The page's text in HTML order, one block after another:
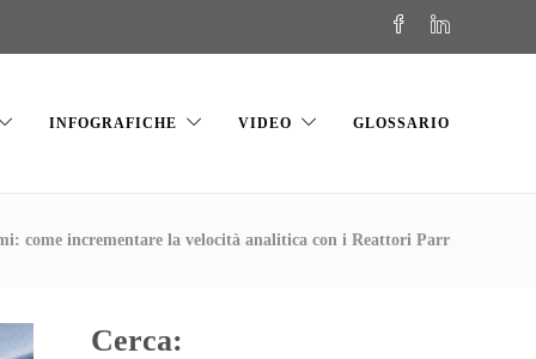
INFOGRAFICHE VIDEO GLOSSARIO
come incrementare la velocità analitica con i Reattori Parr
Cerca: